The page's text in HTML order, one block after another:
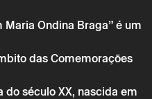
Maria Ondina Braga” é um
das Comemorações
século XX, nascida em